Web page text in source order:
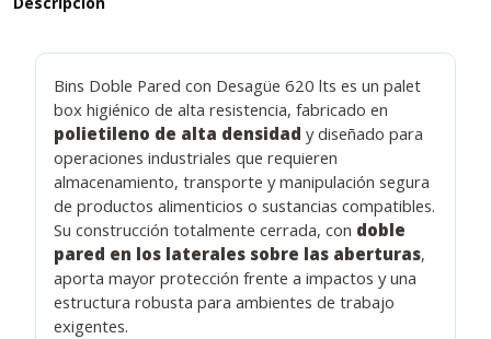
Bins Doble Pared con Desagüe 620 lts es un palet
box higiénico de alta resistencia, fabricado en
polietileno de alta densidad y diseñado para
operaciones industriales que requieren
almacenamiento, transporte y manipulación segura
de productos alimenticios o sustancias compatibles.
Su construcción totalmente cerrada, con doble
pared en los laterales sobre las aberturas,
aporta mayor protección frente a impactos y una
estructura robusta para ambientes de trabajo
exigentes.